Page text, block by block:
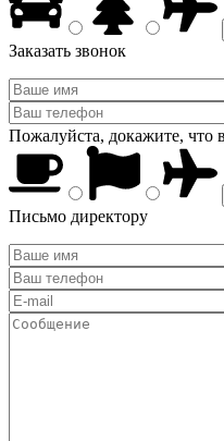
Заказать звонок
Пожалуйста, докажите, что
Письмо директору